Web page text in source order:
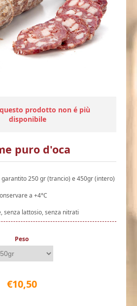
prodotto non é più
disponibile
puro d'oca
250 gr (trancio) e 450gr (intero)
a +4°C
senza lattosio, senza nitrati
Peso
€10,50